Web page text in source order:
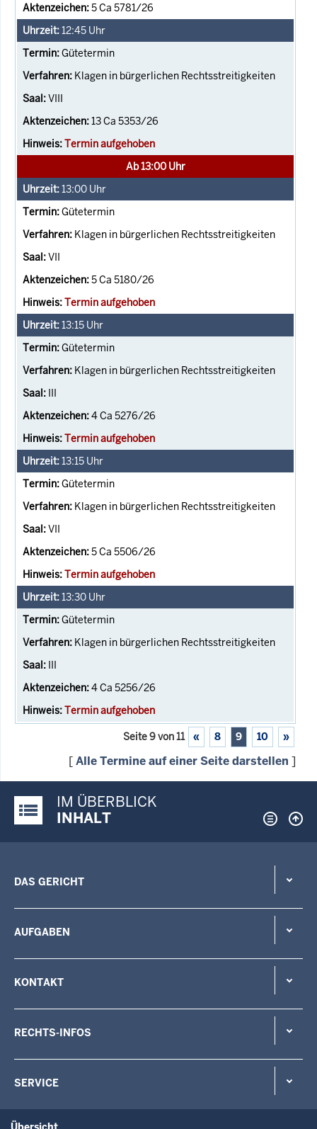
5 Ca 5781/26
12:45 Uhr
Gütetermin
Klagen in bürgerlichen Rechtsstreitigkeiten
VIII
13 Ca 5353/26
Termin aufgehoben
Ab 13:00 Uhr
13:00 Uhr
Gütetermin
Klagen in bürgerlichen Rechtsstreitigkeiten
VII
5 Ca 5180/26
Termin aufgehoben
13:15 Uhr
Gütetermin
Klagen in bürgerlichen Rechtsstreitigkeiten
III
4 Ca 5276/26
Termin aufgehoben
13:15 Uhr
Gütetermin
Klagen in bürgerlichen Rechtsstreitigkeiten
VII
5 Ca 5506/26
Termin aufgehoben
13:30 Uhr
Gütetermin
Klagen in bürgerlichen Rechtsstreitigkeiten
III
4 Ca 5256/26
Termin aufgehoben
Seite 9 von 11 « 8 9 10 »
[Alle Termine auf einer Seite darstellen ]
Justiz-Portal im Überblick:
IM ÜBERBLICK
INHALT
DAS GERICHT
AUFGABEN
KONTAKT
RECHTS-INFOS
SERVICE